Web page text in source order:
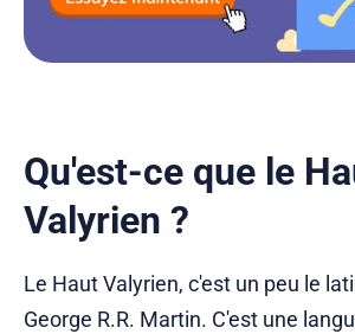
Qu'est-ce que le
Valyrien ?
Le Haut Valyrien, c'est un peu le
George R.R. Martin. C'est une